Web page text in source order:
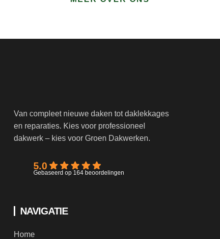
Van compleet nieuwe daken tot daklekkages
en reparaties. Kies voor professioneel
dakwerk – kies voor Groen Dakwerken.
5.0
Gebaseerd op 164 beoordelingen
NAVIGATIE
Home